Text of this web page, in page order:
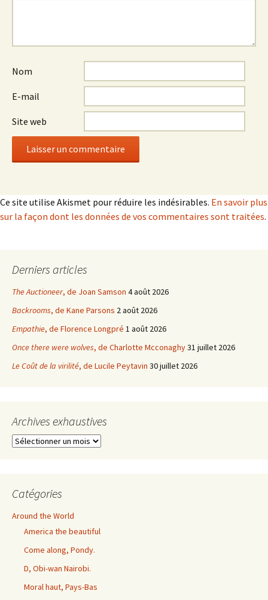
Nom
E-mail
Site web
Ce site utilise Akismet pour réduire les indésirables. En savoir plus
sur la façon dont les données de vos commentaires sont traitées.
Derniers articles
The Auctioneer, de Joan Samson 4 août 2026
Backrooms, de Kane Parsons 2 août 2026
Empathie, de Florence Longpré 1 août 2026
Once there were wolves, de Charlotte Mcconaghy31 juillet 2026
Le Coût de la virilité, de Lucile Peytavin 30 juillet 2026
Archives exhaustives
Archives
Catégories
Around the World
America the beautiful
Come along, Pondy.
D, Obi-wan Nairobi.
Moral haut, Pays-Bas